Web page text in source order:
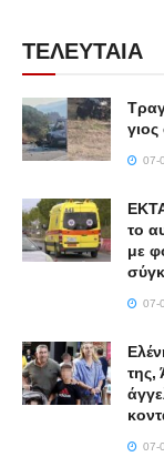
ΤΕΛΕΥΤΑΙΑ
07-
το
με
07-
της,
07-